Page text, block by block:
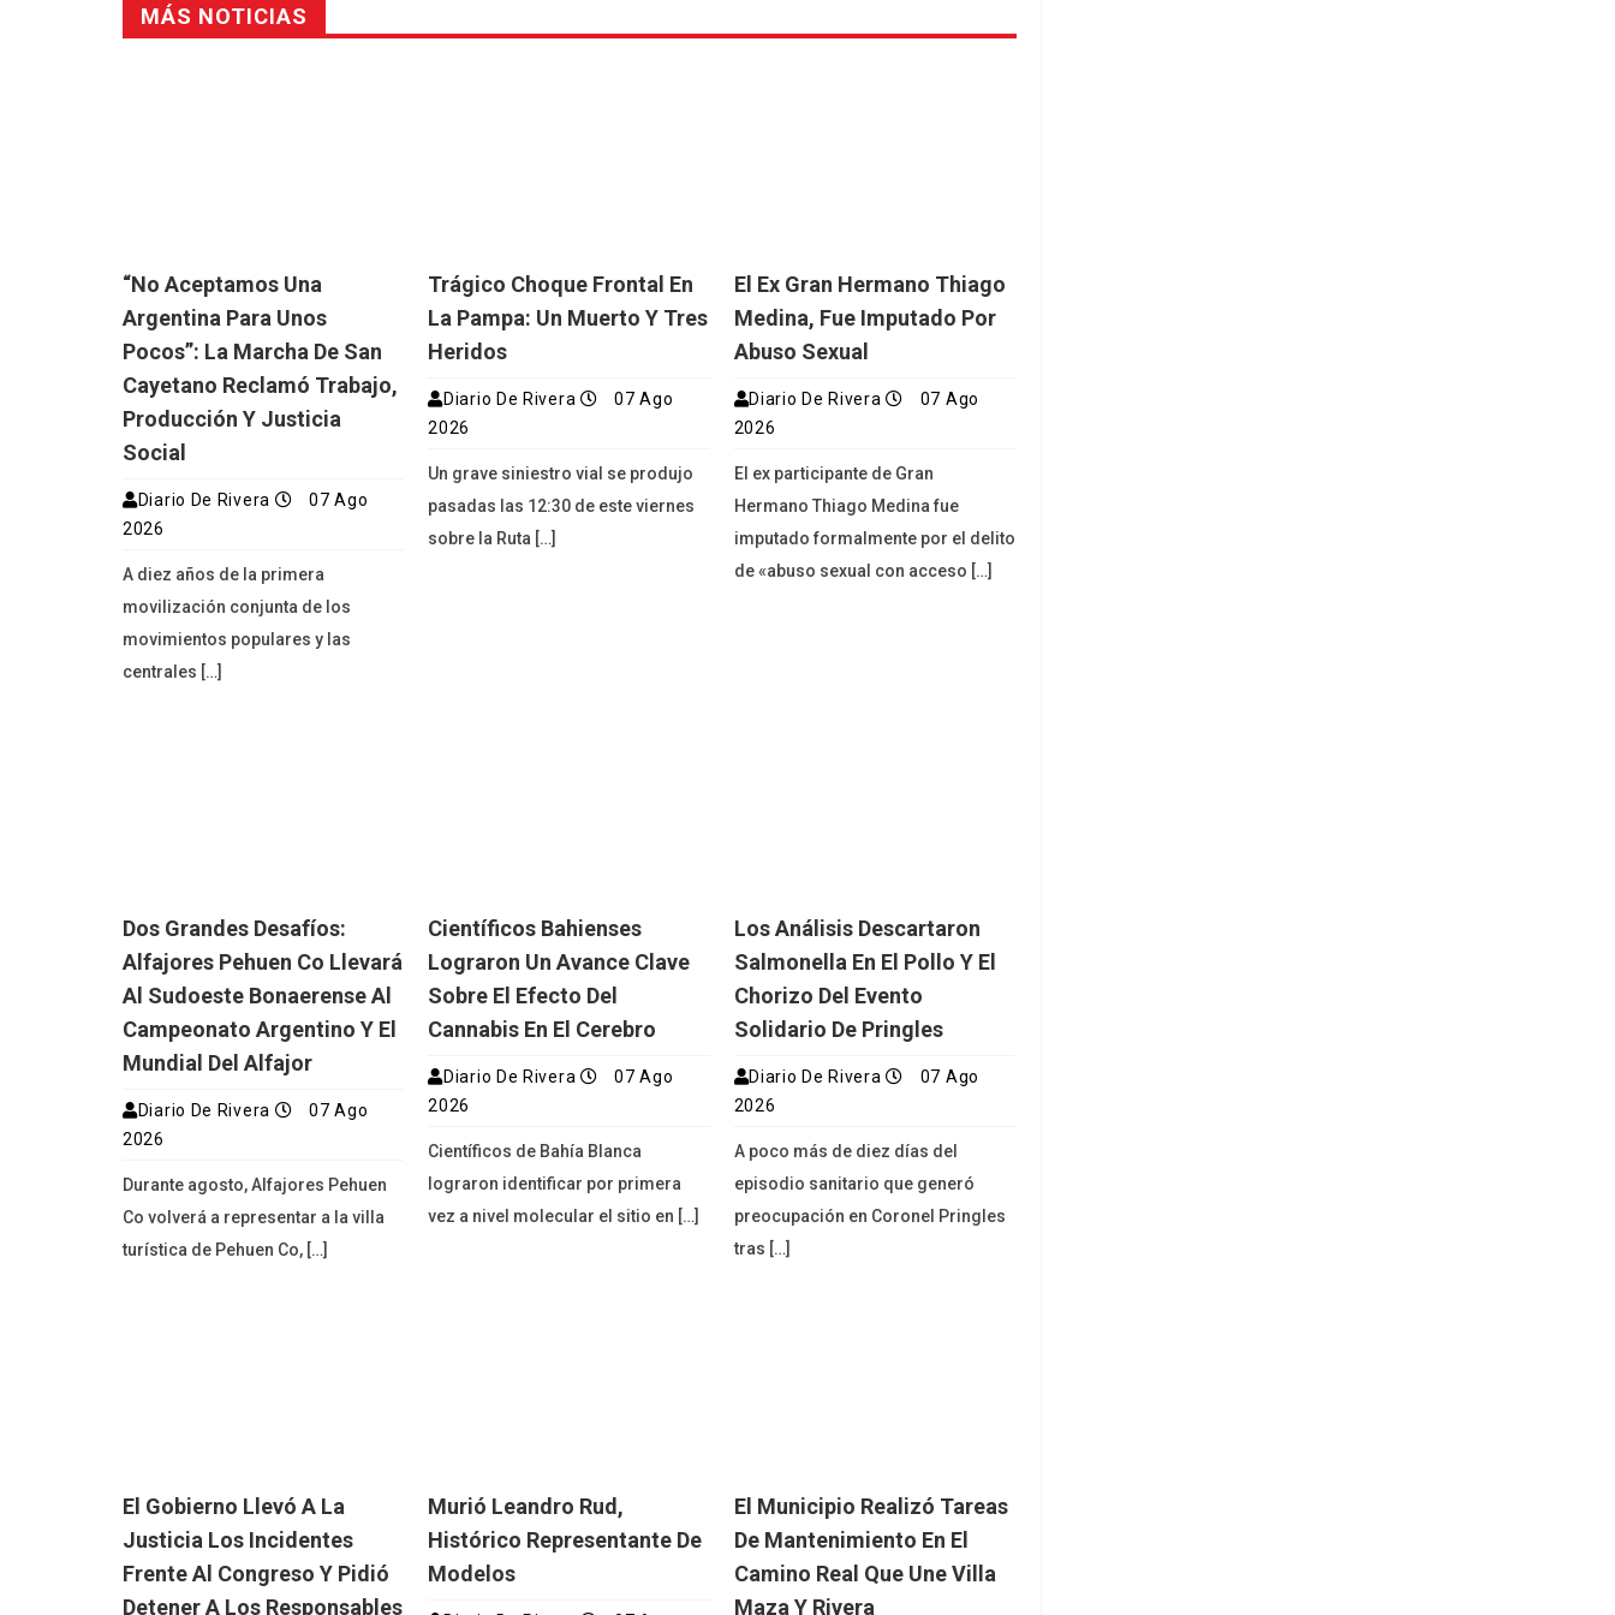
MÁS NOTICIAS
“No Aceptamos Una
Argentina Para Unos
Pocos”: La Marcha De San
Cayetano Reclamó Trabajo,
Producción Y Justicia
Social
Diario De Rivera
07 Ago
2026
A diez años de la primera
movilización conjunta de los
movimientos populares y las
centrales […]
Trágico Choque Frontal En
La Pampa: Un Muerto Y Tres
Heridos
Diario De Rivera
07 Ago
2026
Un grave siniestro vial se produjo
pasadas las 12:30 de este viernes
sobre la Ruta […]
El Ex Gran Hermano Thiago
Medina, Fue Imputado Por
Abuso Sexual
Diario De Rivera
07 Ago
2026
El ex participante de Gran
Hermano Thiago Medina fue
imputado formalmente por el delito
de «abuso sexual con acceso […]
Dos Grandes Desafíos:
Alfajores Pehuen Co Llevará
Al Sudoeste Bonaerense Al
Campeonato Argentino Y El
Mundial Del Alfajor
Diario De Rivera
07 Ago
2026
Durante agosto, Alfajores Pehuen
Co volverá a representar a la villa
turística de Pehuen Co, […]
Científicos Bahienses
Lograron Un Avance Clave
Sobre El Efecto Del
Cannabis En El Cerebro
Diario De Rivera
07 Ago
2026
Científicos de Bahía Blanca
lograron identificar por primera
vez a nivel molecular el sitio en […]
Los Análisis Descartaron
Salmonella En El Pollo Y El
Chorizo Del Evento
Solidario De Pringles
Diario De Rivera
07 Ago
2026
A poco más de diez días del
episodio sanitario que generó
preocupación en Coronel Pringles
tras […]
El Gobierno Llevó A La
Justicia Los Incidentes
Frente Al Congreso Y Pidió
Detener A Los Responsables
Murió Leandro Rud,
Histórico Representante De
Modelos
El Municipio Realizó Tareas
De Mantenimiento En El
Camino Real Que Une Villa
Maza Y Rivera